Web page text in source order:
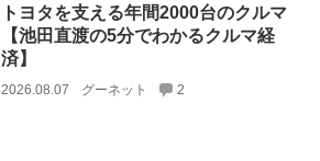
トヨタを支える年間2000台のクルマ
【池田直渡の5分でわかるクルマ経
済】
2026.08.07 グーネット 2